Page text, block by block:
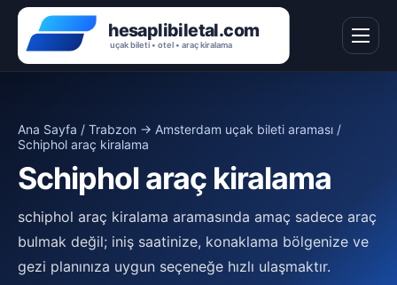
Ana Sayfa / Trabzon → Amsterdam uçak bileti araması /
Schiphol araç kiralama
Schiphol araç kiralama
schiphol araç kiralama aramasında amaç sadece araç
bulmak değil; iniş saatinize, konaklama bölgenize ve
gezi planınıza uygun seçeneğe hızlı ulaşmaktır.